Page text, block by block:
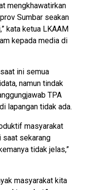
mengkhawatirkan
Sumbar seakan
kata ketua LKAAM
kepada media di
ini semua
namun tindak
TPA
lapangan tidak ada.
masyarakat
saat sekarang
tidak jelas,”
masyarakat kita